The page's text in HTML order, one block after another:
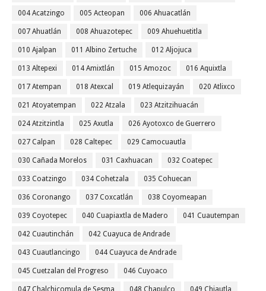
004 Acatzingo 005 Acteopan 006 Ahuacatlán
007 Ahuatlán 008 Ahuazotepec 009 Ahuehuetitla
010 Ajalpan 011 Albino Zertuche 012 Aljojuca
013 Altepexi 014 Amixtlán 015 Amozoc 016 Aquixtla
017 Atempan 018 Atexcal 019 Atlequizayán 020 Atlixco
021 Atoyatempan 022 Atzala 023 Atzitzihuacán
024 Atzitzintla 025 Axutla 026 Ayotoxco de Guerrero
027 Calpan 028 Caltepec 029 Camocuautla
030 Cañada Morelos 031 Caxhuacan 032 Coatepec
033 Coatzingo 034 Cohetzala 035 Cohuecan
036 Coronango 037 Coxcatlán 038 Coyomeapan
039 Coyotepec 040 Cuapiaxtla de Madero 041 Cuautempan
042 Cuautinchán 042 Cuayuca de Andrade
043 Cuautlancingo 044 Cuayuca de Andrade
045 Cuetzalan del Progreso 046 Cuyoaco
047 Chalchicomula de Sesma 048 Chapulco 049 Chiautla